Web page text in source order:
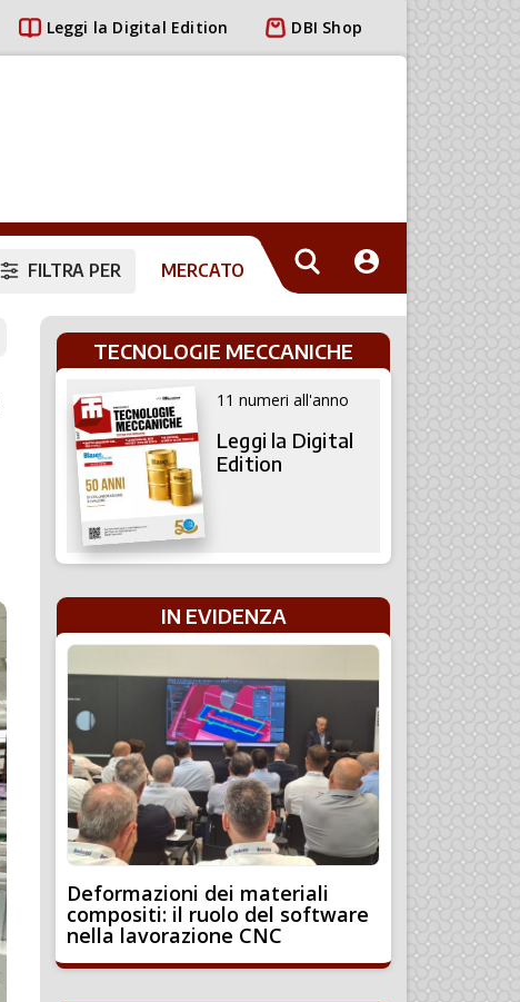
Leggi la Digital Edition DBI Shop
FILTRA PER MERCATO
TECNOLOGIE MECCANICHE
11 numeri all'anno
Leggi la Digital
Edition
IN EVIDENZA
Deformazioni dei materiali
compositi: il ruolo del software
nella lavorazione CNC